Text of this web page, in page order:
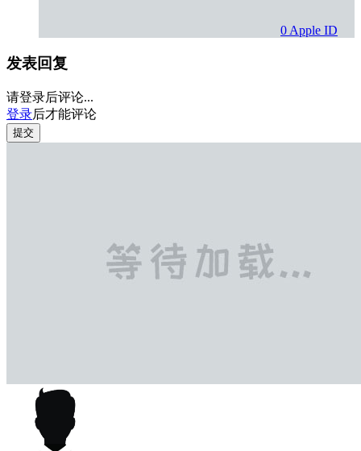
0 Apple ID
发表回复
请登录后评论...
登录后才能评论
提交